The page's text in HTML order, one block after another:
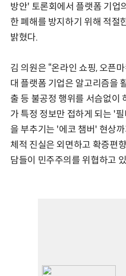
방안' 토론회에서 플랫폼 기업
한 폐해를 방지하기 위해 적절
밝혔다.
김 의원은 “온라인 쇼핑, 오픈
대 플랫폼 기업은 알고리즘을
출 등 불공정 행위를 서슴없이
가 특정 정보만 접하게 되는 '
을 부추기는 '에코 챔버' 현상
체적 진실은 외면하고 확증편
담들이 민주주의를 위협하고